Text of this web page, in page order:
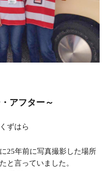
アフター～
ずはら
25年前に写真撮影した場所
と言っていました。